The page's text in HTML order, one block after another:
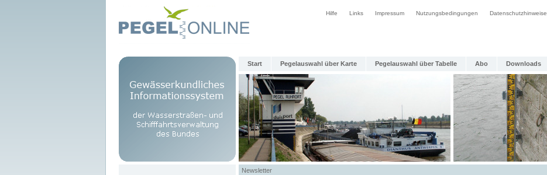
Hilfe Links Impressum Nutzungsbedingungen Datenschutzhinweise
Start Pegelauswahl über Karte Pegelauswahl über Tabelle Abo Downloads
Newsletter